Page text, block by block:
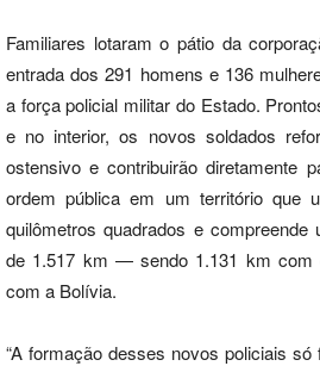
Familiares lotaram o pátio da
entrada dos 291 homens e 136
a força policial militar do Estado.
e no interior, os novos soldados
ostensivo e contribuirão diretamente
ordem pública em um território que
quilômetros quadrados e compreende
de 1.517 km — sendo 1.131 km com
com a Bolívia.
“A formação desses novos policiais